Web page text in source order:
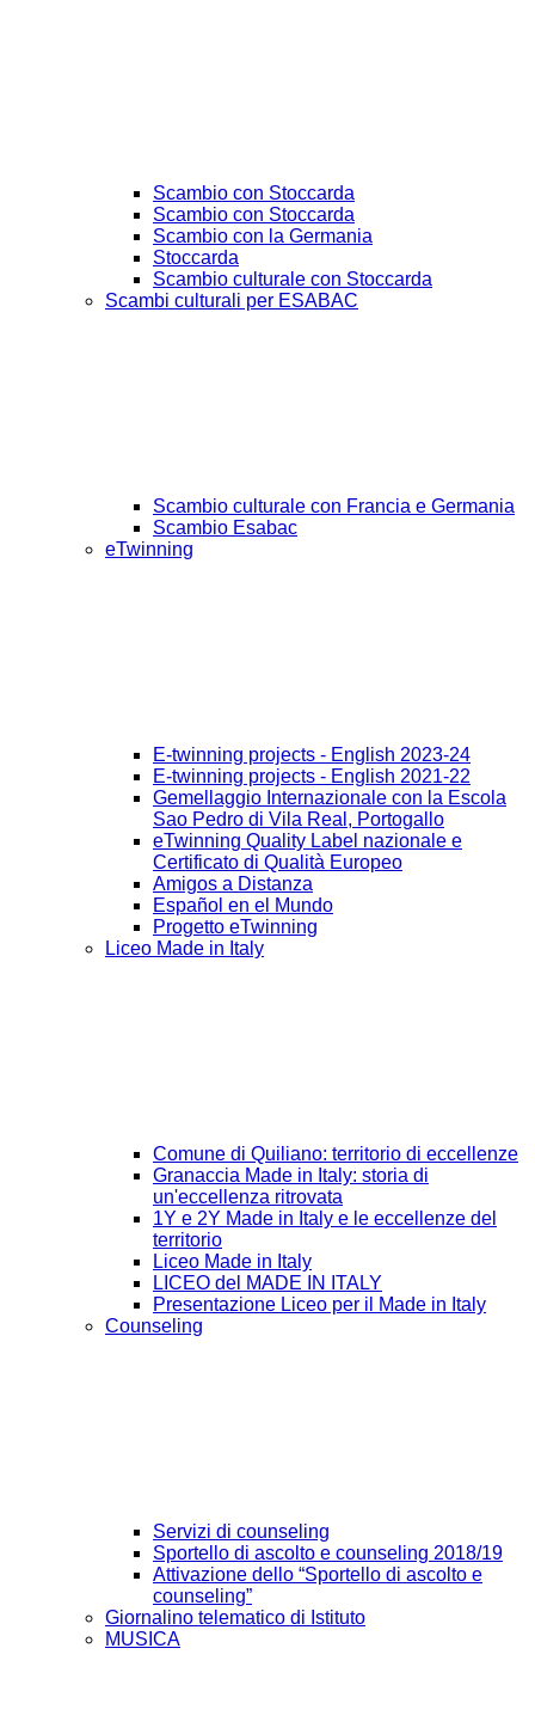
Scambio con Stoccarda
Scambio con Stoccarda
Scambio con la Germania
Stoccarda
Scambio culturale con Stoccarda
Scambi culturali per ESABAC
Scambio culturale con Francia e Germania
Scambio Esabac
eTwinning
E-twinning projects - English 2023-24
E-twinning projects - English 2021-22
Gemellaggio Internazionale con la Escola
Sao Pedro di Vila Real, Portogallo
eTwinning Quality Label nazionale e
Certificato di Qualità Europeo
Amigos a Distanza
Español en el Mundo
Progetto eTwinning
Liceo Made in Italy
Comune di Quiliano: territorio di eccellenze
Granaccia Made in Italy: storia di
un'eccellenza ritrovata
1Y e 2Y Made in Italy e le eccellenze del
territorio
Liceo Made in Italy
LICEO del MADE IN ITALY
Presentazione Liceo per il Made in Italy
Counseling
Servizi di counseling
Sportello di ascolto e counseling 2018/19
Attivazione dello “Sportello di ascolto e
counseling”
Giornalino telematico di Istituto
MUSICA